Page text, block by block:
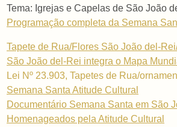
Tema: Igrejas e Capelas de São João
Programação completa da Semana
Tapete de Rua/Flores São João del-
São João del-Rei integra o Mapa
Lei Nº 23.903, Tapetes de Rua/
Semana Santa Atitude Cultural
Documentário Semana Santa em São
Homenageados pela Atitude Cultural